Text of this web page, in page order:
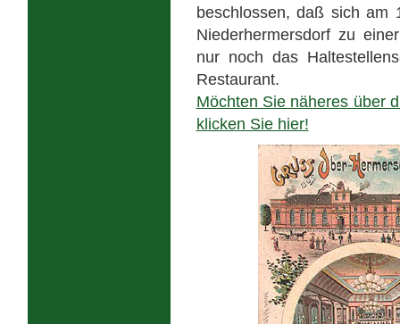
beschlossen, daß sich am
Niederhermersdorf zu
nur noch das
Restaurant.
Möchten Sie näheres über
klicken Sie hier!